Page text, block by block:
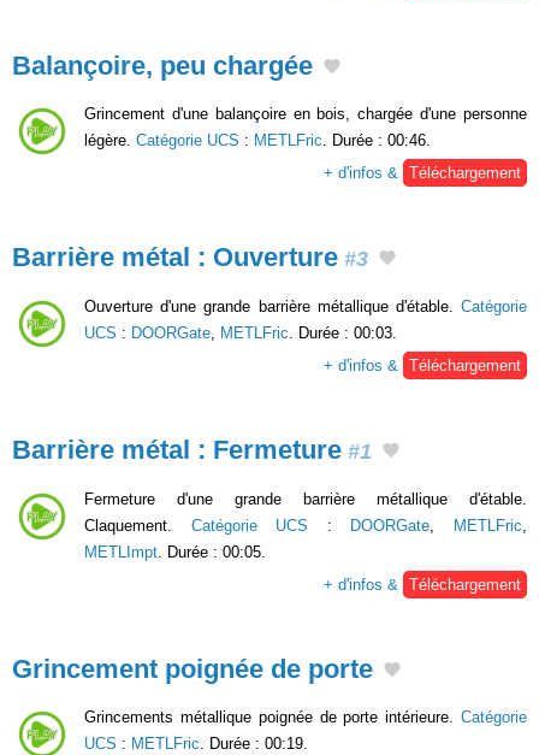
Balançoire, peu chargée
Grincement d'une balançoire en bois, chargée d'une personne
légère. Catégorie UCS : METLFric. Durée : 00:46.
+ d'infos & Téléchargement
Barrière métal : Ouverture #3
Ouverture d'une grande barrière métallique d'étable. Catégorie
UCS : DOORGate, METLFric. Durée : 00:03.
+ d'infos & Téléchargement
Barrière métal : Fermeture #1
Fermeture d'une grande barrière métallique d'étable.
Claquement. Catégorie UCS : DOORGate METLFric
METLImpt . Durée : 00:05.
+ d'infos &
Téléchargement
Grincement poignée de porte
Grincements métallique poignée de porte intérieure. Catégorie
UCS : METLFric. Durée : 00:19.